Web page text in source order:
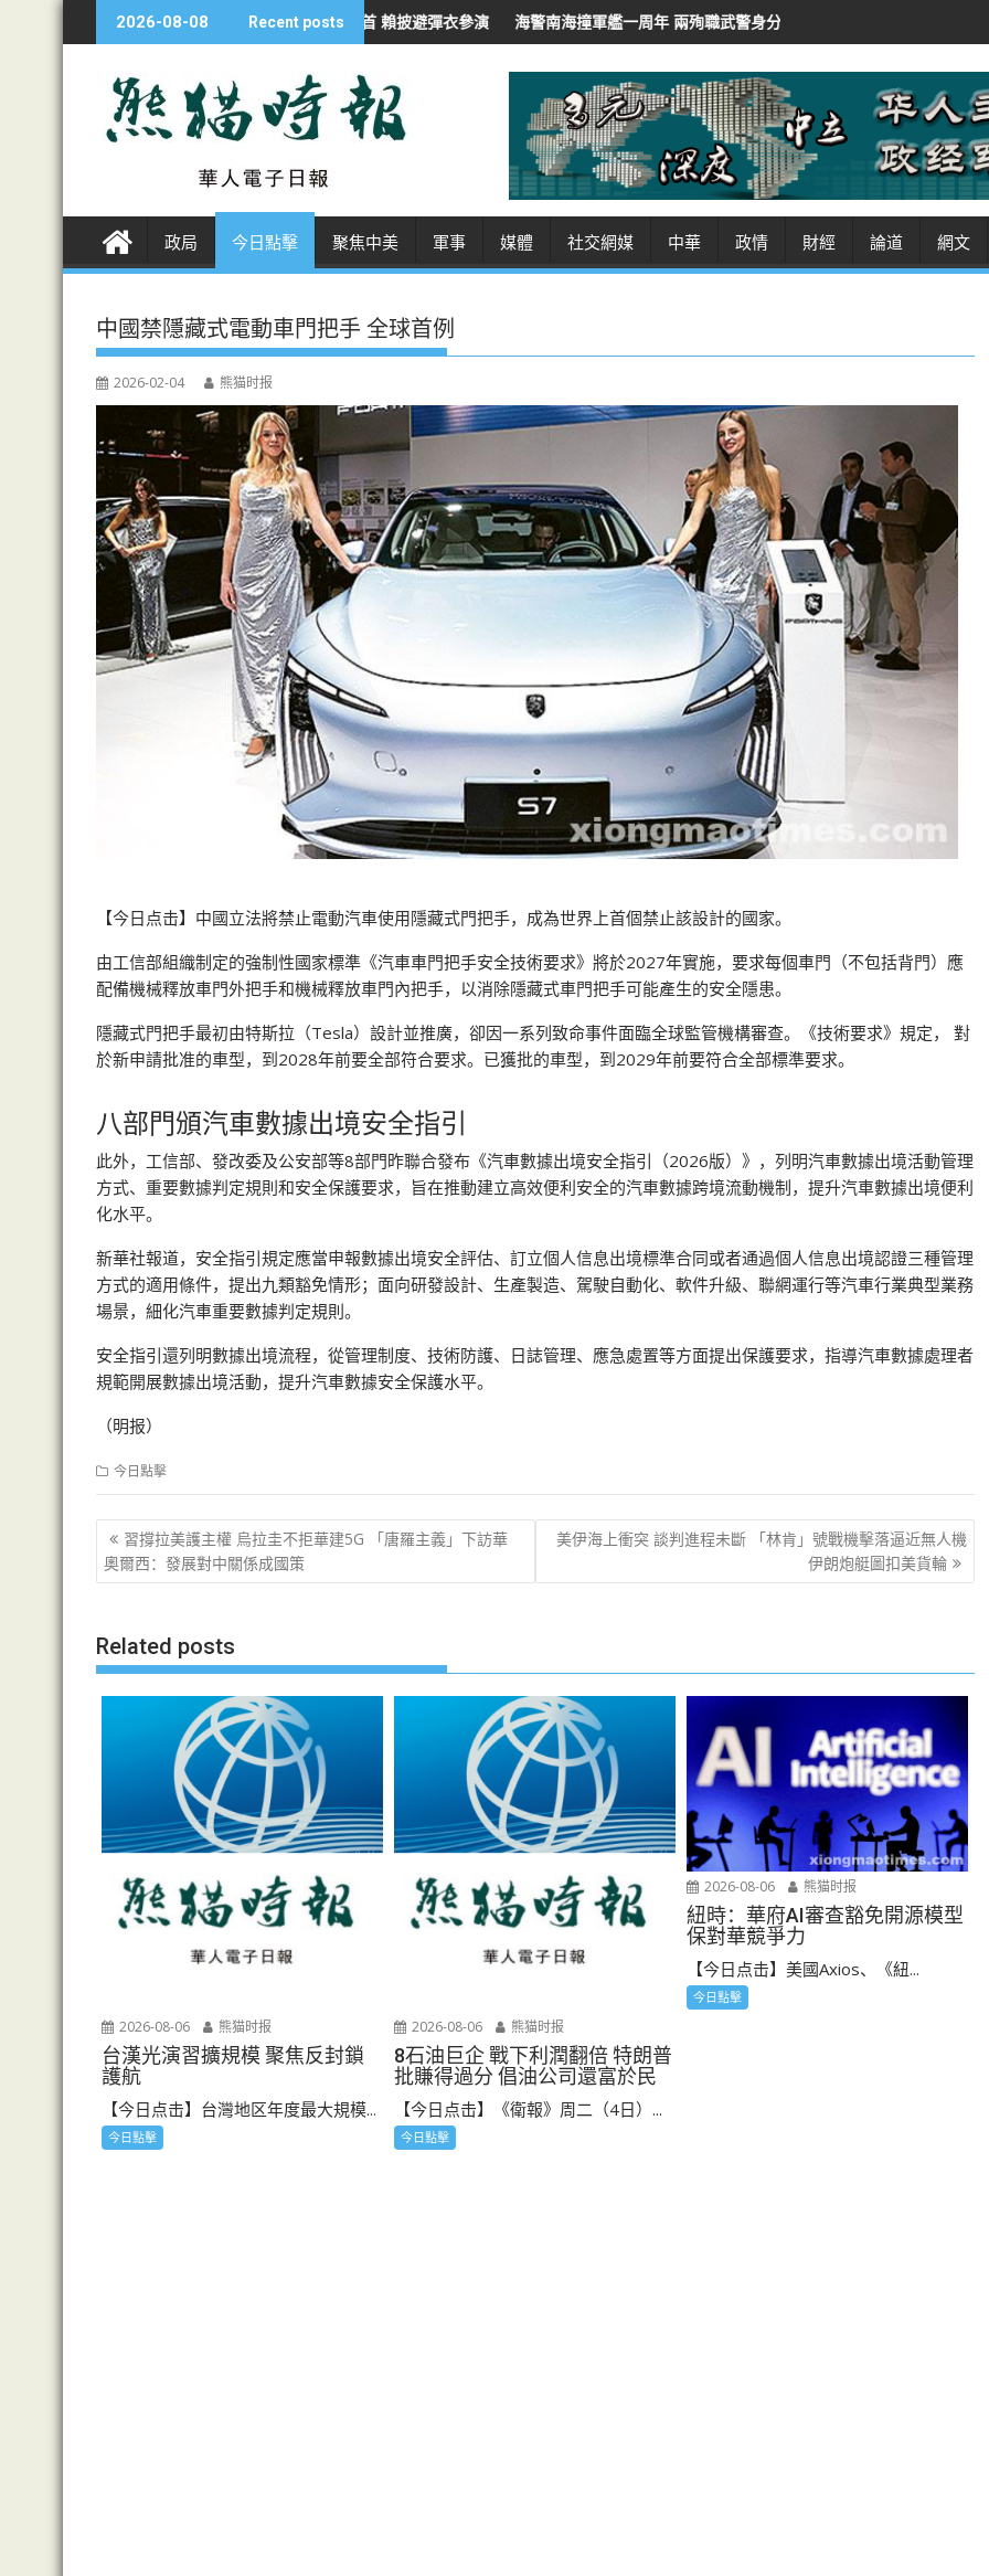
k
e
2026-08-08 Recent posts
漢光夜練防斬首 賴披避彈衣參演 海警南海撞軍艦一周年 兩殉職武警身分曝光 伊朗總統稱「非常難」聯絡最高領袖
政局 今日點擊 聚焦中美 軍事 媒體 社交網媒 中華 政情 財經 論道 網文
中國禁隱藏式電動車門把手 全球首例
2026-02-04 熊猫时报
【今日点击】中國立法將禁止電動汽車使用隱藏式門把手，成為世界上首個禁止該設計的國家。
由工信部組織制定的強制性國家標準《汽車車門把手安全技術要求》將於2027年實施，要求每個車門（不包括背門）應
配備機械釋放車門外把手和機械釋放車門內把手，以消除隱藏式車門把手可能產生的安全隱患。
隱藏式門把手最初由特斯拉（Tesla）設計並推廣，卻因一系列致命事件面臨全球監管機構審查。《技術要求》規定， 對
於新申請批准的車型，到2028年前要全部符合要求。已獲批的車型，到2029年前要符合全部標準要求。
八部門頒汽車數據出境安全指引
此外，工信部、發改委及公安部等8部門昨聯合發布《汽車數據出境安全指引（2026版）》，列明汽車數據出境活動管理
方式、重要數據判定規則和安全保護要求，旨在推動建立高效便利安全的汽車數據跨境流動機制，提升汽車數據出境便利
化水平。
新華社報道，安全指引規定應當申報數據出境安全評估、訂立個人信息出境標準合同或者通過個人信息出境認證三種管理
方式的適用條件，提出九類豁免情形；面向研發設計、生產製造、駕駛自動化、軟件升級、聯網運行等汽車行業典型業務
場景，細化汽車重要數據判定規則。
安全指引還列明數據出境流程，從管理制度、技術防護、日誌管理、應急處置等方面提出保護要求，指導汽車數據處理者
規範開展數據出境活動，提升汽車數據安全保護水平。
（明报）
今日點擊
文
章
習撐拉美護主權 烏拉圭不拒華建5G 「唐羅主義」下訪華
奧爾西：發展對中關係成國策
美伊海上衝突 談判進程未斷 「林肯」號戰機擊落逼近無人機
伊朗炮艇圖扣美貨輪
Related posts
2026-08-06 熊猫时报
台漢光演習擴規模 聚焦反封鎖
護航
【今日点击】台灣地区年度最大規模...
今日點擊
2026-08-06 熊猫时报
8石油巨企 戰下利潤翻倍 特朗普
批賺得過分 倡油公司還富於民
【今日点击】《衛報》周二（4日）...
今日點擊
2026-08-06 熊猫时报
紐時：華府AI審查豁免開源模型
保對華競爭力
【今日点击】美國Axios、《紐...
今日點擊